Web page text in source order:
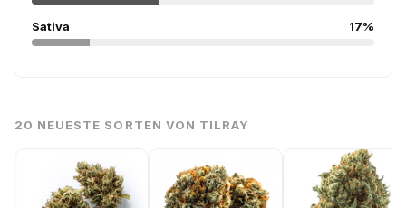
Sativa 17%
20 NEUESTE SORTEN VON TILRAY